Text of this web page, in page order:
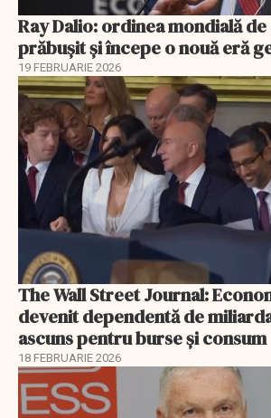
Ray Dalio: ordinea mondială de
prăbușit și începe o nouă eră
19 FEBRUARIE 2026
The Wall Street Journal:
devenit dependentă de
ascuns pentru burse și consum
18 FEBRUARIE 2026
EXCLUSIV